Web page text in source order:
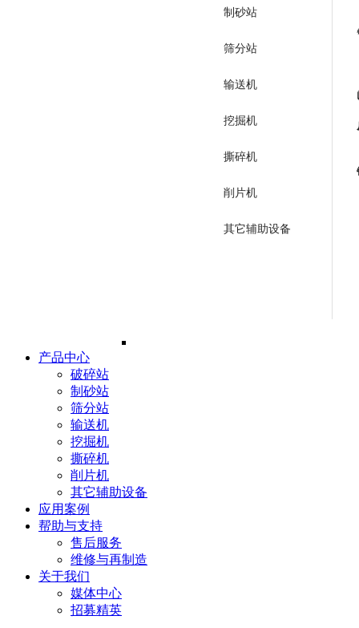
制砂站
筛分站
输送机
挖掘机
撕碎机
削片机
其它辅助设备
产品中心
破碎站
制砂站
筛分站
输送机
挖掘机
撕碎机
削片机
其它辅助设备
应用案例
帮助与支持
售后服务
维修与再制造
关于我们
媒体中心
招募精英